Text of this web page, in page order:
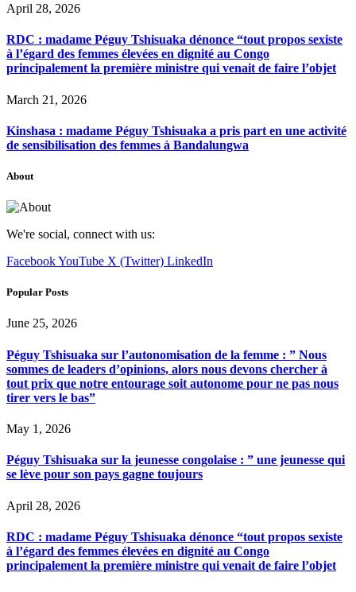
April 28, 2026
RDC : madame Péguy Tshisuaka dénonce “tout propos sexiste
à l’égard des femmes élevées en dignité au Congo
principalement la première ministre qui venait de faire l’objet
March 21, 2026
Kinshasa : madame Péguy Tshisuaka a pris part en une activité
de sensibilisation des femmes à Bandalungwa
About
We're social, connect with us:
FacebookYouTube X (Twitter) LinkedIn
Popular Posts
June 25, 2026
Péguy Tshisuaka sur l’autonomisation de la femme : ” Nous
sommes de leaders d’opinions, alors nous devons chercher à
tout prix que notre entourage soit autonome pour ne pas nous
tirer vers le bas”
May 1, 2026
Péguy Tshisuaka sur la jeunesse congolaise : ” une jeunesse qui
se lève pour son pays gagne toujours
April 28, 2026
RDC : madame Péguy Tshisuaka dénonce “tout propos sexiste
à l’égard des femmes élevées en dignité au Congo
principalement la première ministre qui venait de faire l’objet